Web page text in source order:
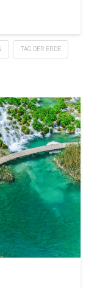
TAG DER ERDE